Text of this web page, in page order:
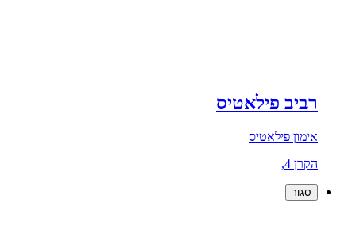
רביב פילאטיס
אימון פילאטיס
הקרן 4,
סגור